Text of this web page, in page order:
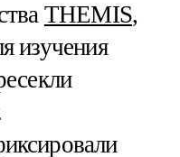
THEMIS,
изучения